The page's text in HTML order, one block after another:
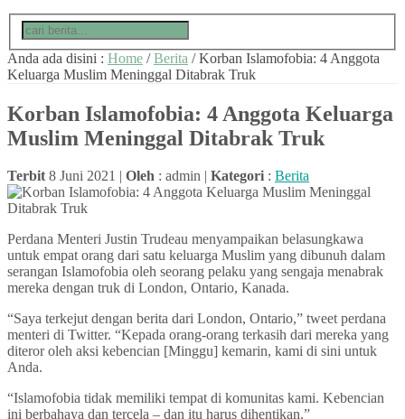
Anda ada disini : Home /Berita /Korban Islamofobia: 4 Anggota
Keluarga Muslim Meninggal Ditabrak Truk
Korban Islamofobia: 4 Anggota Keluarga
Muslim Meninggal Ditabrak Truk
Terbit 8 Juni 2021 | Oleh : admin | Kategori : Berita
Perdana Menteri Justin Trudeau menyampaikan belasungkawa
untuk empat orang dari satu keluarga Muslim yang dibunuh dalam
serangan Islamofobia oleh seorang pelaku yang sengaja menabrak
mereka dengan truk di London, Ontario, Kanada.
“Saya terkejut dengan berita dari London, Ontario,” tweet perdana
menteri di Twitter. “Kepada orang-orang terkasih dari mereka yang
diteror oleh aksi kebencian [Minggu] kemarin, kami di sini untuk
Anda.
“Islamofobia tidak memiliki tempat di komunitas kami. Kebencian
ini berbahaya dan tercela – dan itu harus dihentikan.”